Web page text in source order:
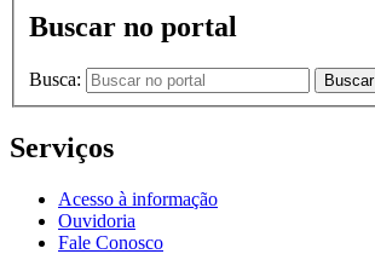
Buscar no portal
Busca: Buscar
Serviços
Acesso à informação
Ouvidoria
Fale Conosco